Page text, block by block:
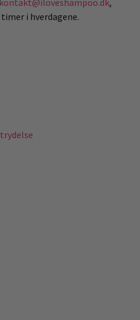
kontakt@iloveshampoo.dk,
i hverdagene.